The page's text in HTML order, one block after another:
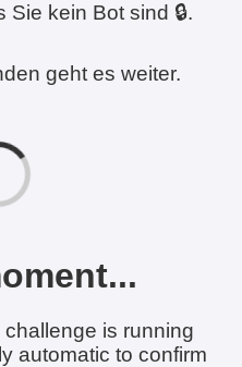
kein Bot sind 🔒.
geht es weiter.
is running
automatic to confirm